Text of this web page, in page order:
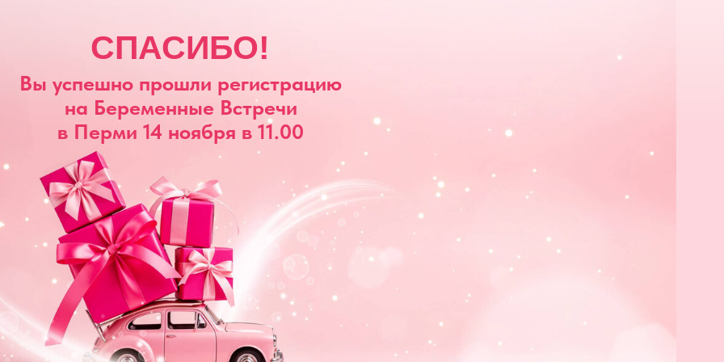
СПАСИБО!
прошли регистрацию
на Беременные Встречи
в Перми 14 ноября в 11.00